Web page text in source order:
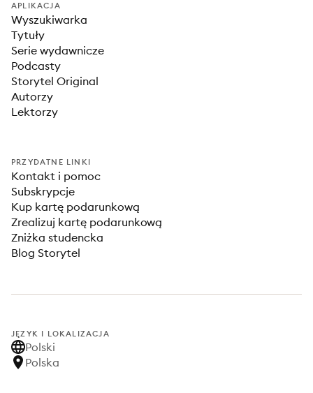
APLIKACJA
Wyszukiwarka
Tytuły
Serie wydawnicze
Podcasty
Storytel Original
Autorzy
Lektorzy
PRZYDATNE LINKI
Kontakt i pomoc
Subskrypcje
Kup kartę podarunkową
Zrealizuj kartę podarunkową
Zniżka studencka
Blog Storytel
JĘZYK I LOKALIZACJA
Polski
Polska